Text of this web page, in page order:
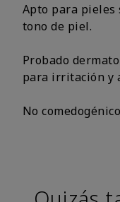
Apto para pieles
tono de piel.
Probado
para irritación y
No